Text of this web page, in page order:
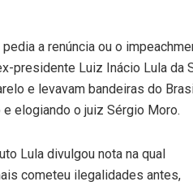
a renúncia ou o
presidente Luiz Inácio Lula
e levavam bandeiras do
elogiando o juiz Sérgio Moro.
Lula divulgou nota na qual
cometeu ilegalidades antes,